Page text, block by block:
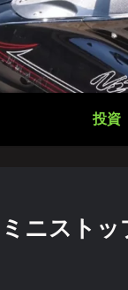
投資
ミニスト